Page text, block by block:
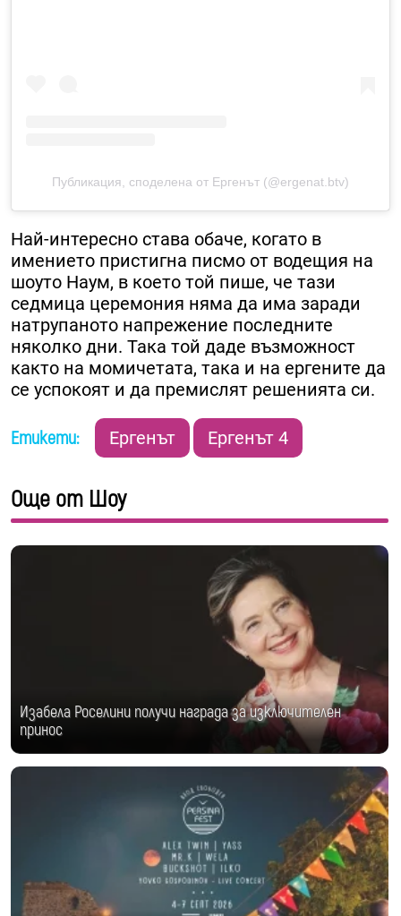
Публикация, споделена от Ергенът (@ergenat.btv)
Най-интересно става обаче, когато в
имението пристигна писмо от водещия на
шоуто Наум, в което той пише, че тази
седмица церемония няма да има заради
натрупаното напрежение последните
няколко дни. Така той даде възможност
както на момичетата, така и на ергените да
се успокоят и да премислят решенията си.
Етикети: Ергенът Ергенът 4
Още от Шоу
Изабела Роселини получи награда за изключителен
принос